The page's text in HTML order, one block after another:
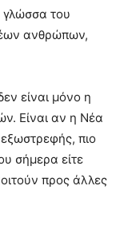
γλώσσα του
ανθρώπων,
είναι μόνο η
Είναι αν η Νέα
πιο
σήμερα είτε
προς άλλες